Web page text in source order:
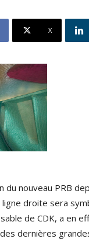
X
du nouveau PRB
droite sera
de CDK, a en
dernières